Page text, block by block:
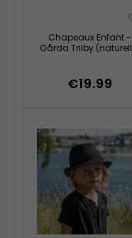
Chapeaux Enfant -
Gårda Trilby
€19.99